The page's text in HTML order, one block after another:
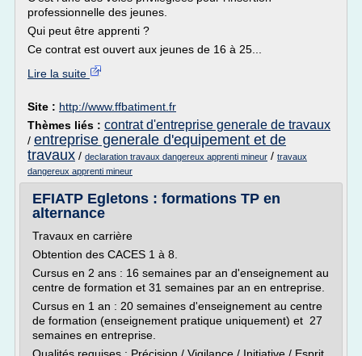
professionnelle des jeunes.
Qui peut être apprenti ?
Ce contrat est ouvert aux jeunes de 16 à 25...
Lire la suite
Site : http://www.ffbatiment.fr
Thèmes liés : contrat d'entreprise generale de travaux
/ entreprise generale d'equipement et de
travaux / declaration travaux dangereux apprenti mineur / travaux
dangereux apprenti mineur
EFIATP Egletons : formations TP en
alternance
Travaux en carrière
Obtention des CACES 1 à 8.
Cursus en 2 ans : 16 semaines par an d'enseignement au
centre de formation et 31 semaines par an en entreprise.
Cursus en 1 an : 20 semaines d'enseignement au centre
de formation (enseignement pratique uniquement) et 27
semaines en entreprise.